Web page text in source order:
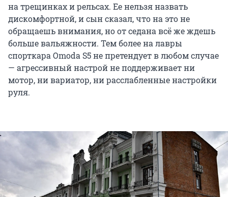
на трещинках и рельсах. Ее нельзя назвать
дискомфортной, и сын сказал, что на это не
обращаешь внимания, но от седана всё же ждешь
больше вальяжности. Тем более на лавры
спорткара Omoda S5 не претендует в любом случае
— агрессивный настрой не поддерживает ни
мотор, ни вариатор, ни расслабленные настройки
руля.